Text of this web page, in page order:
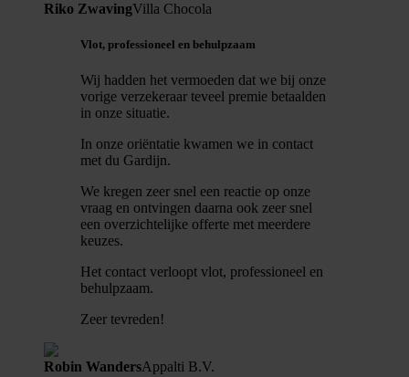
Riko ZwavingVilla Chocola
Vlot, professioneel en behulpzaam
Wij hadden het vermoeden dat we bij onze
vorige verzekeraar teveel premie betaalden
in onze situatie.
In onze oriëntatie kwamen we in contact
met du Gardijn.
We kregen zeer snel een reactie op onze
vraag en ontvingen daarna ook zeer snel
een overzichtelijke offerte met meerdere
keuzes.
Het contact verloopt vlot, professioneel en
behulpzaam.
Zeer tevreden!
Robin WandersAppalti B.V.